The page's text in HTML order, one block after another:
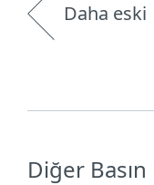
Daha eski
Diğer